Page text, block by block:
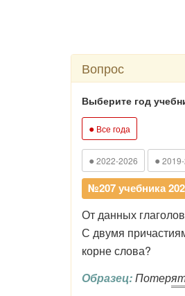
Вопрос
Выберите год
● Все года
● 2022-2026 ●
№207 учебника
От данных
С двумя
корне слова?
Образец:Потер